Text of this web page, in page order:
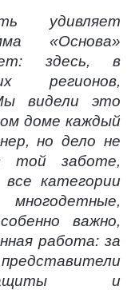
удивляет
«Основа»
здесь, в
регионов,
видели это
доме каждый
но дело не
той заботе,
категории
важно,
работа: за
и